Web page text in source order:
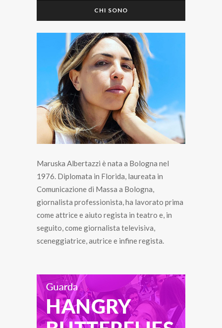
CHI SONO
Maruska Albertazzi è nata a Bologna nel
1976. Diplomata in Florida, laureata in
Comunicazione di Massa a Bologna,
giornalista professionista, ha lavorato prima
come attrice e aiuto regista in teatro e, in
seguito, come giornalista televisiva,
sceneggiatrice, autrice e infine regista.